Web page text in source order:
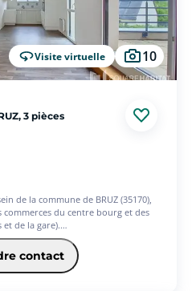
auxquels ce bien est exposé sont
: www.georisques.gouv.fr ;
Visite virtuelle 10
3 pièces
de la commune de BRUZ (35170),
commerces du centre bourg et des
de la gare).
appartement de 3 Pièces
compose d'une entrée avec placard,
sur une cuisine aménagée et
contact